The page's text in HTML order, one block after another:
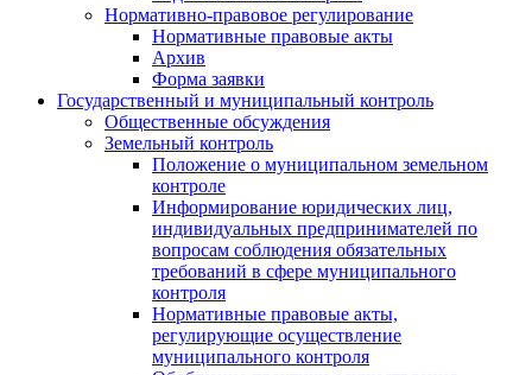
Нормативно-правовое регулирование
Нормативные правовые акты
Архив
Форма заявки
Государственный и муниципальный контроль
Общественные обсуждения
Земельный контроль
Положение о муниципальном земельном
контроле
Информирование юридических лиц,
индивидуальных предпринимателей по
вопросам соблюдения обязательных
требований в сфере муниципального
контроля
Нормативные правовые акты,
регулирующие осуществление
муниципального контроля